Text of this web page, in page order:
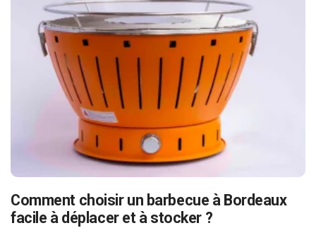
Comment choisir un barbecue à Bordeaux
facile à déplacer et à stocker ?